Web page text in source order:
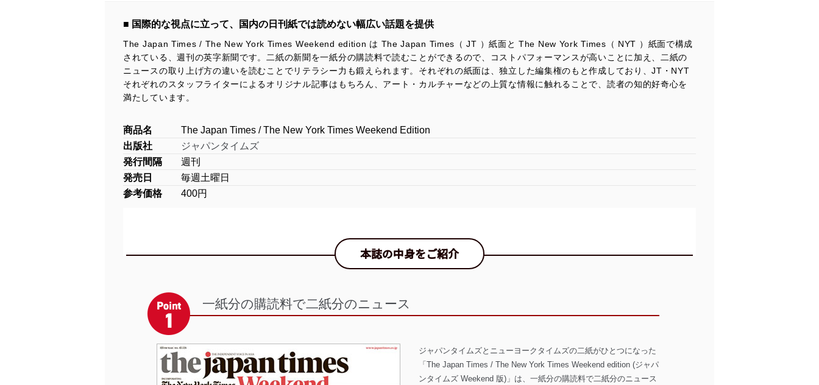
■ 国際的な視点に立って、国内の日刊紙では読めない幅広い話題を提供
The Japan Times / The New York Times Weekend edition は The Japan Times（ JT ）紙面と The New York Times（ NYT ）紙面で構成
されている、週刊の英字新聞です。二紙の新聞を一紙分の購読料で読むことができるので、コストパフォーマンスが高いことに加え、二紙の
ニュースの取り上げ方の違いを読むことでリテラシー力も鍛えられます。それぞれの紙面は、独立した編集権のもと作成しており、JT・NYT
それぞれのスタッフライターによるオリジナル記事はもちろん、アート・カルチャーなどの上質な情報に触れることで、読者の知的好奇心を
満たしています。
商品名
The Japan Times / The New York Times Weekend Edition
出版社
ジャパンタイムズ
発行間隔
週刊
発売日
毎週土曜日
参考価格
400円
本誌の中身をご紹介
一紙分の購読料で二紙分のニュース
ジャパンタイムズとニューヨークタイムズの二紙がひとつになった
「The Japan Times / The New York Times Weekend edition (ジャパ
ンタイムズ Weekend 版)」は、一紙分の購読料で二紙分のニュース